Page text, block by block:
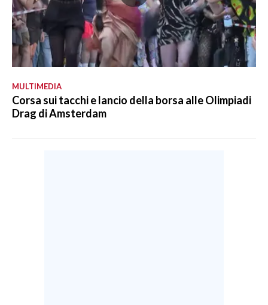
MULTIMEDIA
Corsa sui tacchi e lancio della borsa alle Olimpiadi
Drag di Amsterdam